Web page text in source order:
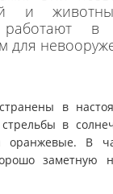
и
работают в
для
в
в
оранжевые. В
заметную